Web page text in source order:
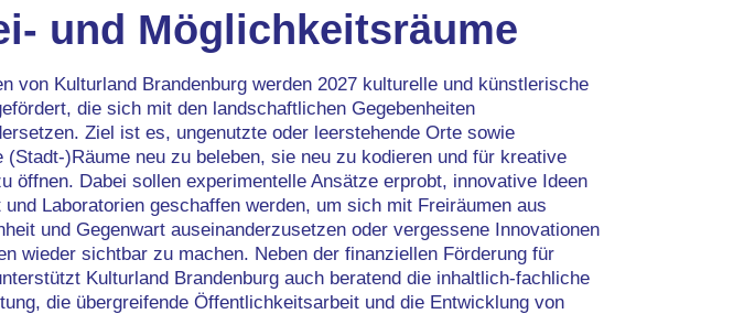
und Möglichkeitsräume
von Kulturland Brandenburg werden 2027 kulturelle und künstlerische
die sich mit den landschaftlichen Gegebenheiten
Ziel ist es, ungenutzte oder leerstehende Orte sowie
(Stadt-)Räume neu zu beleben, sie neu zu kodieren und für kreative
öffnen. Dabei sollen experimentelle Ansätze erprobt, innovative Ideen
Laboratorien geschaffen werden, um sich mit Freiräumen aus
und Gegenwart auseinanderzusetzen oder vergessene Innovationen
wieder sichtbar zu machen. Neben der finanziellen Förderung für
Kulturland Brandenburg auch beratend die inhaltlich-fachliche
die übergreifende Öffentlichkeitsarbeit und die Entwicklung von